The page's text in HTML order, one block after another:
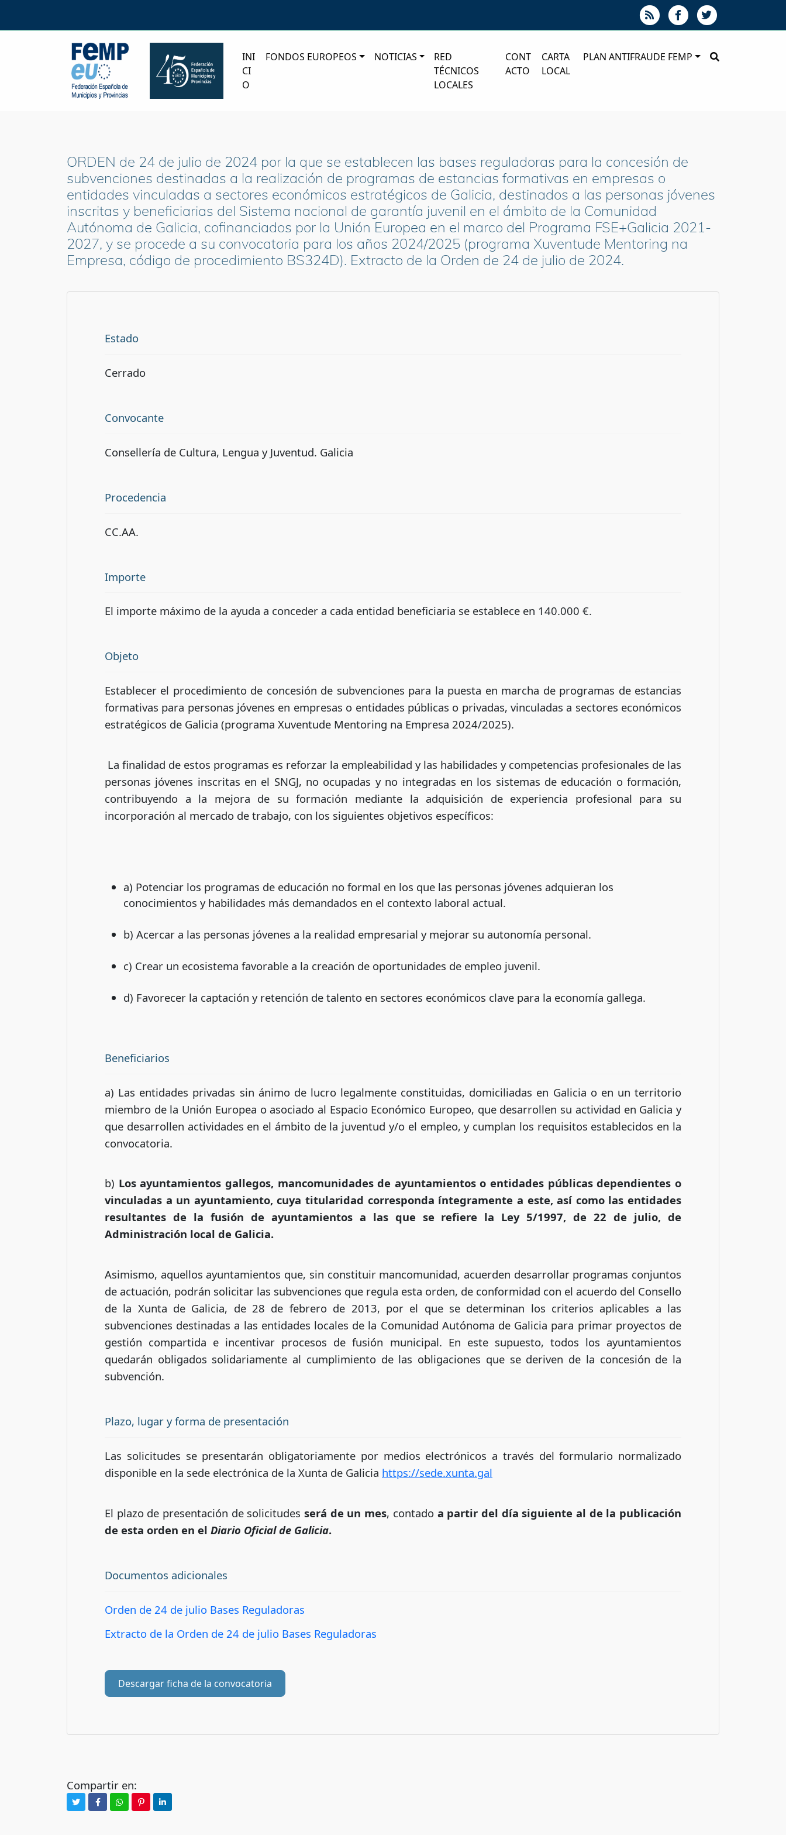
INI
CI
O
FONDOS EUROPEOS NOTICIAS
RED
TÉCNICOS
LOCALES
CONT
ACTO
CARTA
LOCAL
PLAN ANTIFRAUDE FEMP
ORDEN de 24 de julio de 2024 por la que se establecen las bases reguladoras para la concesión de
subvenciones destinadas a la realización de programas de estancias formativas en empresas o
entidades vinculadas a sectores económicos estratégicos de Galicia, destinados a las personas jóvenes
inscritas y beneficiarias del Sistema nacional de garantía juvenil en el ámbito de la Comunidad
Autónoma de Galicia, cofinanciados por la Unión Europea en el marco del Programa FSE+Galicia 2021-
2027, y se procede a su convocatoria para los años 2024/2025 (programa Xuventude Mentoring na
Empresa, código de procedimiento BS324D). Extracto de la Orden de 24 de julio de 2024.
Estado
Cerrado
Convocante
Consellería de Cultura, Lengua y Juventud. Galicia
Procedencia
CC.AA.
Importe
El importe máximo de la ayuda a conceder a cada entidad beneficiaria se establece en 140.000 €.
Objeto
Establecer el procedimiento de concesión de subvenciones para la puesta en marcha de programas de estancias
formativas para personas jóvenes en empresas o entidades públicas o privadas, vinculadas a sectores económicos
estratégicos de Galicia (programa Xuventude Mentoring na Empresa 2024/2025).
La finalidad de estos programas es reforzar la empleabilidad y las habilidades y competencias profesionales de las
personas jóvenes inscritas en el SNGJ, no ocupadas y no integradas en los sistemas de educación o formación,
contribuyendo a la mejora de su formación mediante la adquisición de experiencia profesional para su
incorporación al mercado de trabajo, con los siguientes objetivos específicos:
a) Potenciar los programas de educación no formal en los que las personas jóvenes adquieran los
conocimientos y habilidades más demandados en el contexto laboral actual.
b) Acercar a las personas jóvenes a la realidad empresarial y mejorar su autonomía personal.
c) Crear un ecosistema favorable a la creación de oportunidades de empleo juvenil.
d) Favorecer la captación y retención de talento en sectores económicos clave para la economía gallega.
Beneficiarios
a) Las entidades privadas sin ánimo de lucro legalmente constituidas, domiciliadas en Galicia o en un territorio
miembro de la Unión Europea o asociado al Espacio Económico Europeo, que desarrollen su actividad en Galicia y
que desarrollen actividades en el ámbito de la juventud y/o el empleo, y cumplan los requisitos establecidos en la
convocatoria.
b) Los ayuntamientos gallegos, mancomunidades de ayuntamientos o entidades públicas dependientes o
vinculadas a un ayuntamiento, cuya titularidad corresponda íntegramente a este, así como las entidades
resultantes de la fusión de ayuntamientos a las que se refiere la Ley 5/1997, de 22 de julio, de
Administración local de Galicia.
Asimismo, aquellos ayuntamientos que, sin constituir mancomunidad, acuerden desarrollar programas conjuntos
de actuación, podrán solicitar las subvenciones que regula esta orden, de conformidad con el acuerdo del Consello
de la Xunta de Galicia, de 28 de febrero de 2013, por el que se determinan los criterios aplicables a las
subvenciones destinadas a las entidades locales de la Comunidad Autónoma de Galicia para primar proyectos de
gestión compartida e incentivar procesos de fusión municipal. En este supuesto, todos los ayuntamientos
quedarán obligados solidariamente al cumplimiento de las obligaciones que se deriven de la concesión de la
subvención.
Plazo, lugar y forma de presentación
Las solicitudes se presentarán obligatoriamente por medios electrónicos a través del formulario normalizado
disponible en la sede electrónica de la Xunta de Galicia https://sede.xunta.gal
El plazo de presentación de solicitudes será de un mes, contado a partir del día siguiente al de la publicación
de esta orden en el Diario Oficial de Galicia.
Documentos adicionales
Orden de 24 de julio Bases Reguladoras
Extracto de la Orden de 24 de julio Bases Reguladoras
Descargar ficha de la convocatoria
Compartir en: